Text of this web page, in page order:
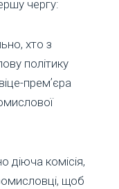
чергу:
хто з
політику
премʼєра
діюча комісія,
щоб